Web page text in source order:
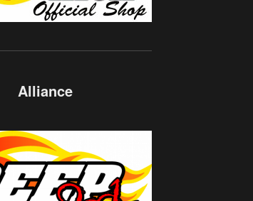
Alliance